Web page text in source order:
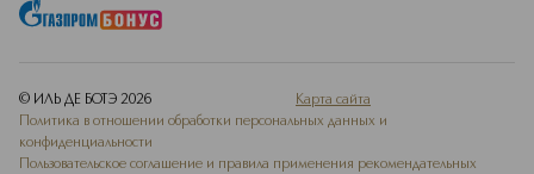
© ИЛЬ ДЕ БОТЭ 2026
Карта сайта
Политика в отношении обработки персональных данных и
конфиденциальности
Пользовательское соглашение и правила применения рекомендательных